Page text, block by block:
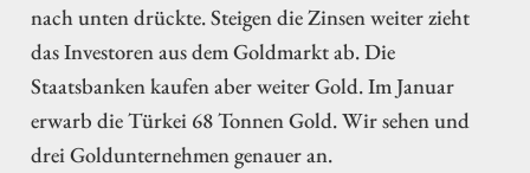
nach unten drückte. Steigen die Zinsen weiter zieht
das Investoren aus dem Goldmarkt ab. Die
Staatsbanken kaufen aber weiter Gold. Im Januar
erwarb die Türkei 68 Tonnen Gold. Wir sehen und
drei Goldunternehmen genauer an.